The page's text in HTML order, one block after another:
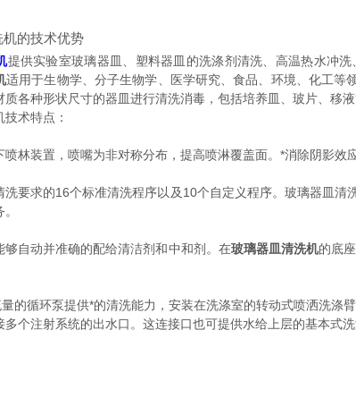
的技术优势
提供实验室玻璃器皿、塑料器皿的洗涤剂清洗、高温热水冲
适用于生物学、分子生物学、医学研究、食品、环境、化工等
质各种形状尺寸的器皿进行清洗消毒，包括培养皿、玻片、移
术特点：
装置，喷嘴为非对称分布，提高喷淋覆盖面。*消除阴影效
求的16个标准清洗程序以及10个自定义程序。玻璃器皿清
自动并准确的配给清洁剂和中和剂。在玻璃器皿清洗机的底
循环泵提供*的清洗能力，安装在洗涤室的转动式喷洒洗涤
个注射系统的出水口。这连接口也可提供水给上层的基本式洗